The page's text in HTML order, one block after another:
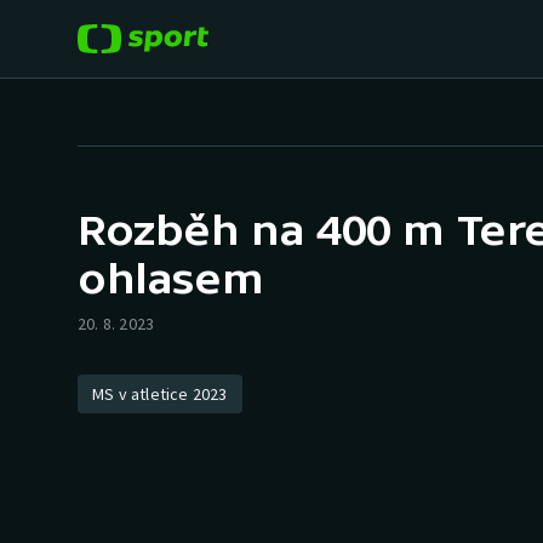
Hokej
Tenis
Cyklistika
Baseball a softbal
Rozběh na 400 m
ohlasem
20. 8. 2023
MS v atletice 2023